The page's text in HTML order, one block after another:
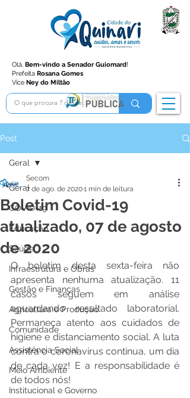
Olá, Bem-vindo a Senador Guiomard!
Prefeita Rosana Gomes
Vice Ney do Miltão
Post
Geral
COVID-19
Educação
Saúde
Infraestrutura e Obras
Gestão e Finanças
Agricultura e Produção
Comunidade
Assistência Social
Meio Ambiente
Institucional e Governo
Geral
Boletim Covid-19
atualizado, 07 de agosto
de 2020
Secom
7 de ago. de 20201 min de leitura
O boletim desta sexta-feira não
apresenta nenhuma atualização. 11
casos seguem em análise
aguardando resultado laboratorial.
Permaneça atento aos cuidados de
higiene e distanciamento social. A luta
contra o coronavírus continua, um dia
de cada vez! E a responsabilidade é
de todos nós!